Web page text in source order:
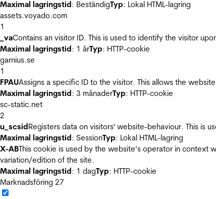
Maximal lagringstid: BeständigTyp: Lokal HTML-lagring
assets.voyado.com
1
_vaContains an visitor ID. This is used to identify the visitor
Maximal lagringstid: 1 årTyp: HTTP-cookie
garnius.se
1
FPAUAssigns a specific ID to the visitor. This allows the
Maximal lagringstid: 3 månaderTyp: HTTP-cookie
sc-static.net
2
u_scsidRegisters data on visitors' website-behaviour. This is
Maximal lagringstid: SessionTyp: Lokal HTML-lagring
X-ABThis cookie is used by the website’s operator in
variation/edition of the site.
Maximal lagringstid: 1 dagTyp: HTTP-cookie
Marknadsföring 27